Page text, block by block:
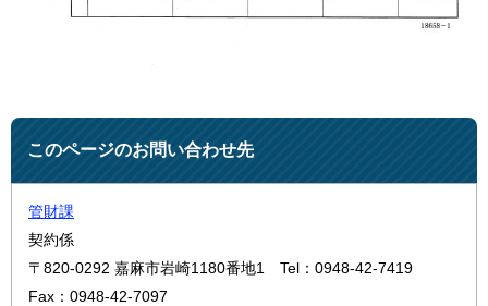
このページのお問い合わせ先
管財課
契約係
〒820-0292 嘉麻市岩崎1180番地1
Tel：0948-42-7419
Fax：0948-42-7097